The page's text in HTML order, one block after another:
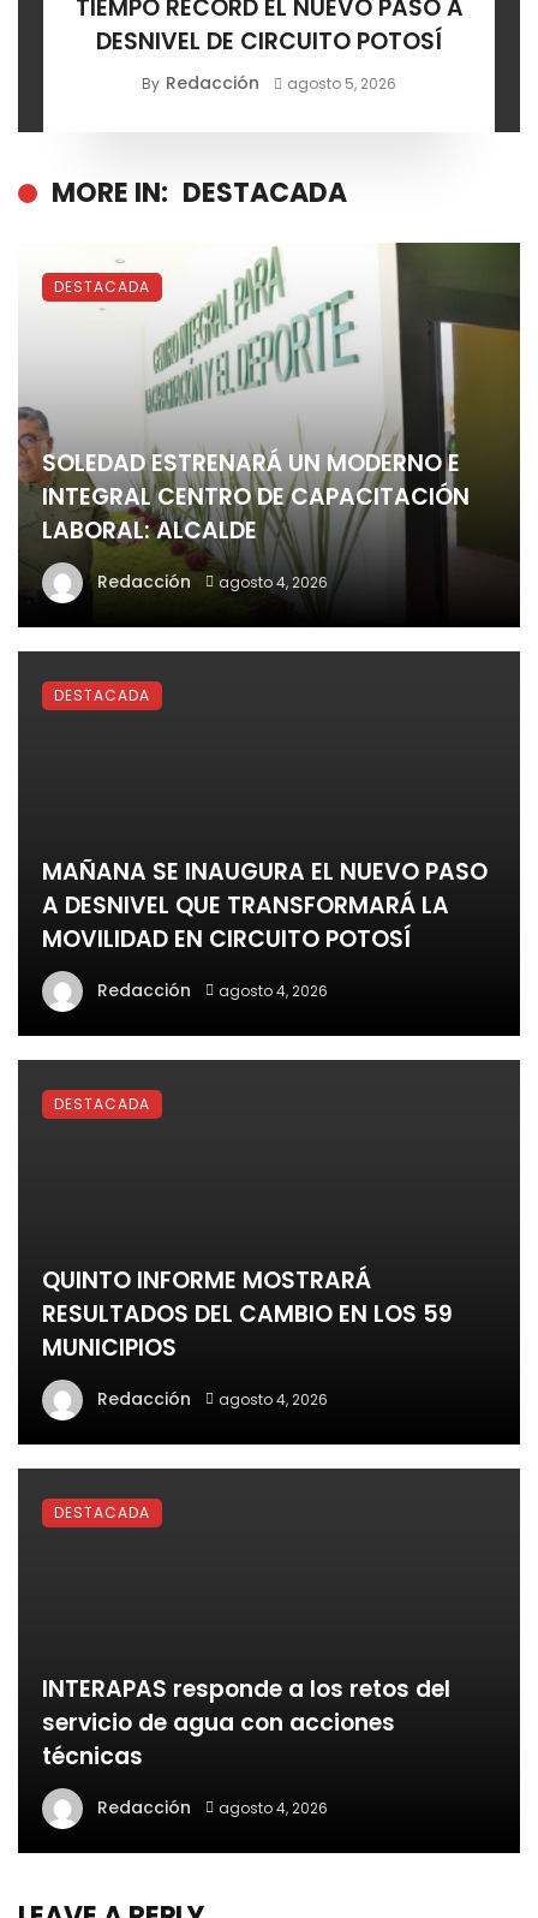
TIEMPO RÉCORD EL NUEVO PASO A
DESNIVEL DE CIRCUITO POTOSÍ
By Redacción agosto 5, 2026
MORE IN: DESTACADA
SOLEDAD ESTRENARÁ UN MODERNO E
INTEGRAL CENTRO DE CAPACITACIÓN
LABORAL: ALCALDE
Redacción agosto 4, 2026
DESTACADA
MAÑANA SE INAUGURA EL NUEVO PASO
A DESNIVEL QUE TRANSFORMARÁ LA
MOVILIDAD EN CIRCUITO POTOSÍ
Redacción agosto 4, 2026
DESTACADA
QUINTO INFORME MOSTRARÁ
RESULTADOS DEL CAMBIO EN LOS 59
MUNICIPIOS
Redacción agosto 4, 2026
DESTACADA
INTERAPAS responde a los retos del
servicio de agua con acciones
técnicas
Redacción agosto 4, 2026
DESTACADA